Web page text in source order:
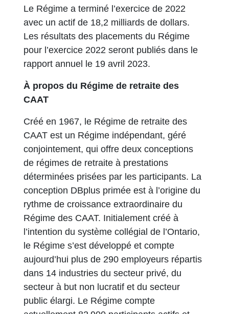
Le Régime a terminé l’exercice de 2022
avec un actif de 18,2 milliards de dollars.
Les résultats des placements du Régime
pour l’exercice 2022 seront publiés dans le
rapport annuel le 19 avril 2023.
À propos du Régime de retraite des
CAAT
Créé en 1967, le Régime de retraite des
CAAT est un Régime indépendant, géré
conjointement, qui offre deux conceptions
de régimes de retraite à prestations
déterminées prisées par les participants. La
conception DBplus primée est à l’origine du
rythme de croissance extraordinaire du
Régime des CAAT. Initialement créé à
l’intention du système collégial de l’Ontario,
le Régime s’est développé et compte
aujourd’hui plus de 290 employeurs répartis
dans 14 industries du secteur privé, du
secteur à but non lucratif et du secteur
public élargi. Le Régime compte